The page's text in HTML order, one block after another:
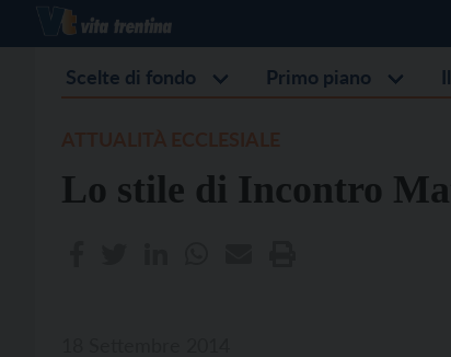
Scelte di fondo Primo piano
Lo stile di Incontro